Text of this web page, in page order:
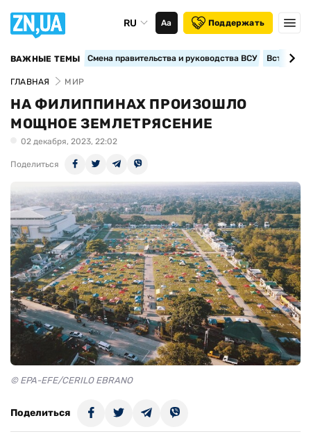
RU Аа Поддержать
ВАЖНЫЕ ТЕМЫ Смена правительства и руководства ВСУ
ГЛАВНАЯ МИР
НА ФИЛИППИНАХ ПРОИЗОШЛО
МОЩНОЕ ЗЕМЛЕТРЯСЕНИЕ
02 декабря, 2023, 22:02
Поделиться
© EPA-EFE/CERILO EBRANO
Поделиться